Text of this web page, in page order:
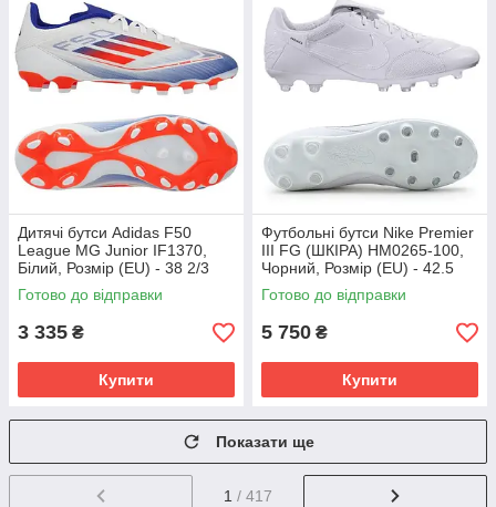
Дитячі бутси Adidas F50
League MG Junior IF1370,
Білий, Розмір (EU) - 38 2/3
Готово до відправки
3 335 ₴
Купити
Футбольні бутси Nike Premier
III FG (ШКІРА) HM0265-100,
Чорний, Розмір (EU) - 42.5
Готово до відправки
5 750 ₴
Купити
Показати ще
1 / 417